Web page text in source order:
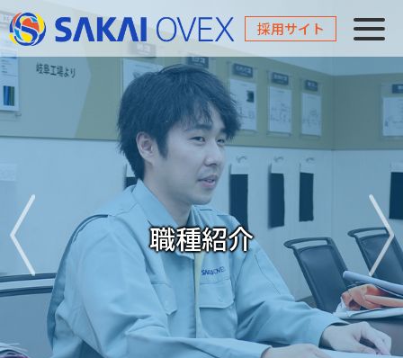
採用サイト
職種紹介